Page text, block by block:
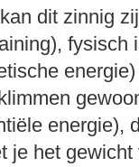
dit zinnig
fysisch
energie),
je het